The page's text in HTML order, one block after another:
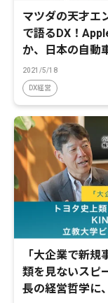
マツダの天才エ
で語るDX！
か、日本の自動
2021/5/18
DX経営
「大企業で新
類を見ないスピ
長の経営哲学に